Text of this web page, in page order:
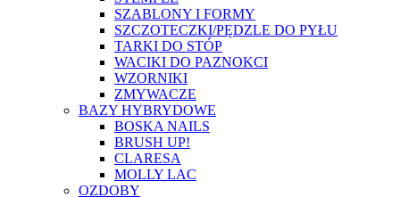
SZABLONY I FORMY
SZCZOTECZKI/PĘDZLE DO PYŁU
TARKI DO STÓP
WACIKI DO PAZNOKCI
WZORNIKI
ZMYWACZE
BAZY HYBRYDOWE
BOSKA NAILS
BRUSH UP!
CLARESA
MOLLY LAC
OZDOBY